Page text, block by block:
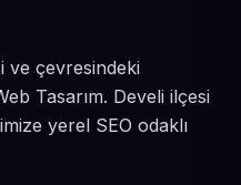
ve çevresindeki
Tasarım. Develi ilçesi
yerel SEO odaklı